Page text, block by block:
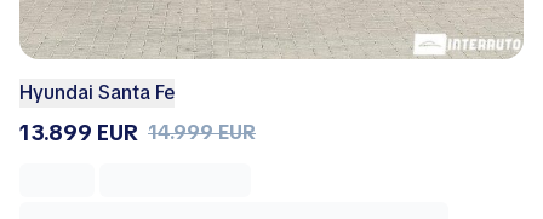
Hyundai Santa Fe
13.899 EUR 14.999 EUR